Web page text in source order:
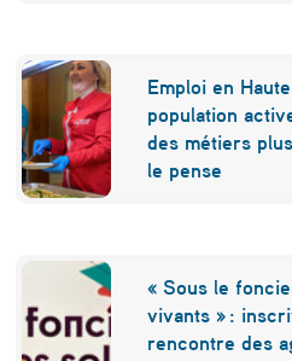
a
i
n
e
Emploi en
population
des métiers
le pense
« Sous le
vivants » :
rencontre des